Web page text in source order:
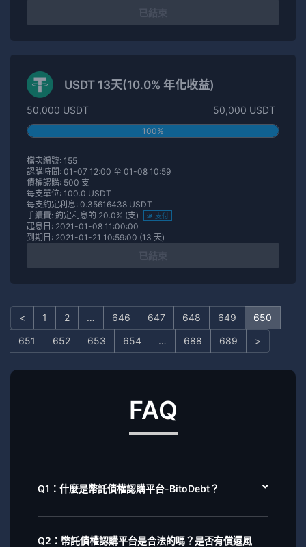
USDT 13天(10.0% 年化收益)
50,000 USDT 50,000 USDT
100%
檔次編號: 155
認購時間: 01-07 12:00 至 01-08 10:59
債權認購: 500 支
每支單位: 100.0 USDT
每支約定利息: 0.35616438 USDT
手續費: 約定利息的 20.0% (支)
支付
起息日: 2021-01-08 11:00:00
到期日: 2021-01-21 10:59:00 (13 天)
< 1 2 … 646 647 648 649
650
651
652 653 654 … 688 689 >
FAQ
Q1：什麼是幣託債權認購平台-BitoDebt？
Q2：幣託債權認購平台是合法的嗎？是否有償還風